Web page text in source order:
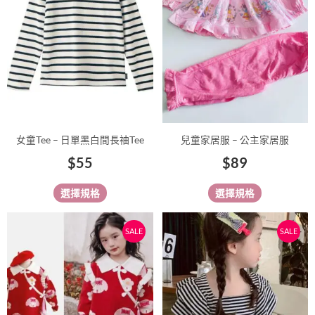
女童Tee – 日單黑白間長䄂Tee
$55
選擇規格
多
種
款
式。
可
頁
面
選
擇
兒童家居服 – 公主家居服
$89
選擇規格
多
種
款
式。
可
在
頁
面
選
擇
選
項
SALE
原
始
價
格：
$188。
目
前
價
格：
$168。
品
有
多
種
SALE
原
始
價
格：
$59。
目
前
價
格：
$45。
此
產
品
有
種